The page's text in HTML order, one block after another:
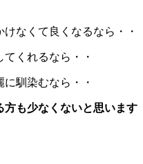
なくて良くなるなら・・
くれるなら・・
馴染むなら・・
も少なくないと思います